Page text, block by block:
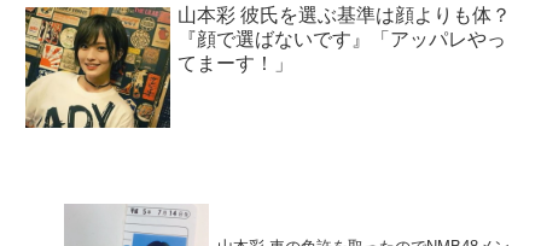
山本彩 彼氏を選ぶ基準は顔よりも体？
『顔で選ばないです』「アッパレやっ
てまーす！」